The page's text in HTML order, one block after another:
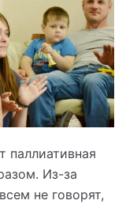
паллиативная
Из-за
не говорят,